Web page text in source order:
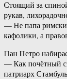
Стоящий за
рукав,
— Не папа
кафолики, а
Пан Петро
— Как почётный
патриарх